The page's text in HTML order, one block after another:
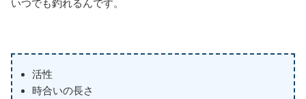
いつでも釣れるんです。
活性
時合いの長さ